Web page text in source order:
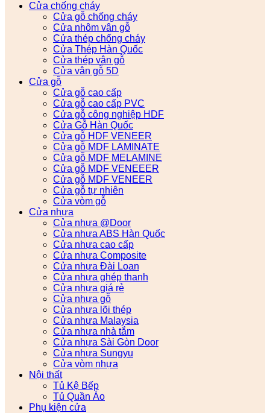
Cửa chống cháy
Cửa gỗ chống cháy
Cửa nhôm vân gỗ
Cửa thép chống cháy
Cửa Thép Hàn Quốc
Cửa thép vân gỗ
Cửa vân gỗ 5D
Cửa gỗ
Cửa gỗ cao cấp
Cửa gỗ cao cấp PVC
Cửa gỗ công nghiệp HDF
Cửa Gỗ Hàn Quốc
Cửa gỗ HDF VENEER
Cửa gỗ MDF LAMINATE
Cửa gỗ MDF MELAMINE
Cửa gỗ MDF VENEEER
Cửa gỗ MDF VENEER
Cửa gỗ tự nhiên
Cửa vòm gỗ
Cửa nhựa
Cửa nhựa @Door
Cửa nhựa ABS Hàn Quốc
Cửa nhựa cao cấp
Cửa nhựa Composite
Cửa nhựa Đài Loan
Cửa nhựa ghép thanh
Cửa nhựa giá rẻ
Cửa nhựa gỗ
Cửa nhựa lõi thép
Cửa nhựa Malaysia
Cửa nhựa nhà tắm
Cửa nhựa Sài Gòn Door
Cửa nhựa Sungyu
Cửa vòm nhựa
Nội thất
Tủ Kệ Bếp
Tủ Quần Áo
Phụ kiện cửa